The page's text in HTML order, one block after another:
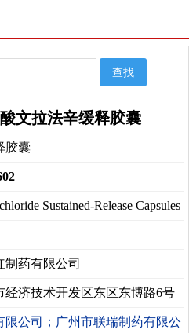
文拉法辛缓释胶囊
胶囊
Sustained-Release Capsules
制药有限公司
经济技术开发区东区东博路6号
限公司；广州市联瑞制药有限公